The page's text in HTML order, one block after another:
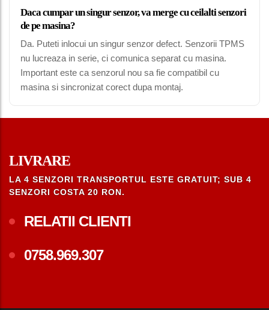
Daca cumpar un singur senzor, va merge cu ceilalti senzori
de pe masina?
Da. Puteti inlocui un singur senzor defect. Senzorii TPMS
nu lucreaza in serie, ci comunica separat cu masina.
Important este ca senzorul nou sa fie compatibil cu
masina si sincronizat corect dupa montaj.
LIVRARE
LA 4 SENZORI TRANSPORTUL ESTE GRATUIT; SUB 4
SENZORI COSTA 20 RON.
RELATII CLIENTI
0758.969.307